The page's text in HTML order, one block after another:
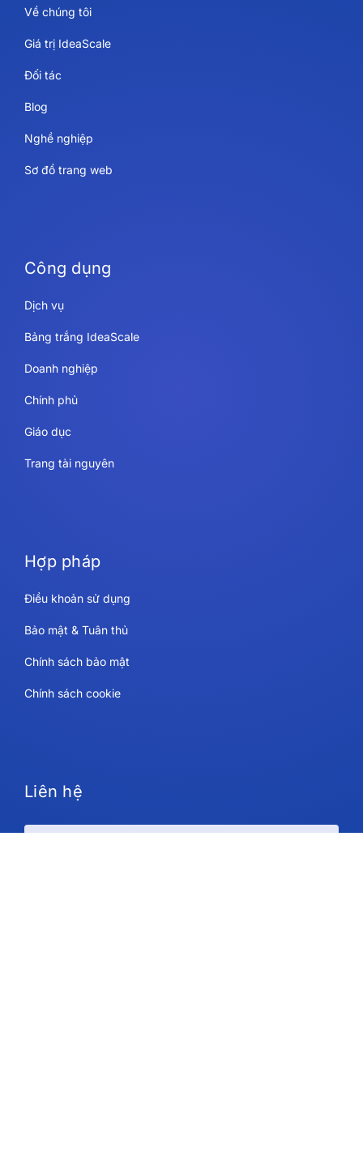
Về chúng tôi
Giá trị IdeaScale
Đối tác
Blog
Nghề nghiệp
Sơ đồ trang web
Công dụng
Dịch vụ
Bảng trắng IdeaScale
Doanh nghiệp
Chính phủ
Giáo dục
Trang tài nguyên
Hợp pháp
Điều khoản sử dụng
Bảo mật & Tuân thủ
Chính sách bảo mật
Chính sách cookie
Liên hệ